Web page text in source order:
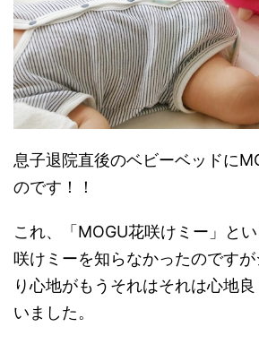
息子退院直後のベビーベッドに
のです！！
これ、「MOGU花咲けミー」と
咲けミーを知らなかったのです
り心地がもうそれはそれは心地
いました。